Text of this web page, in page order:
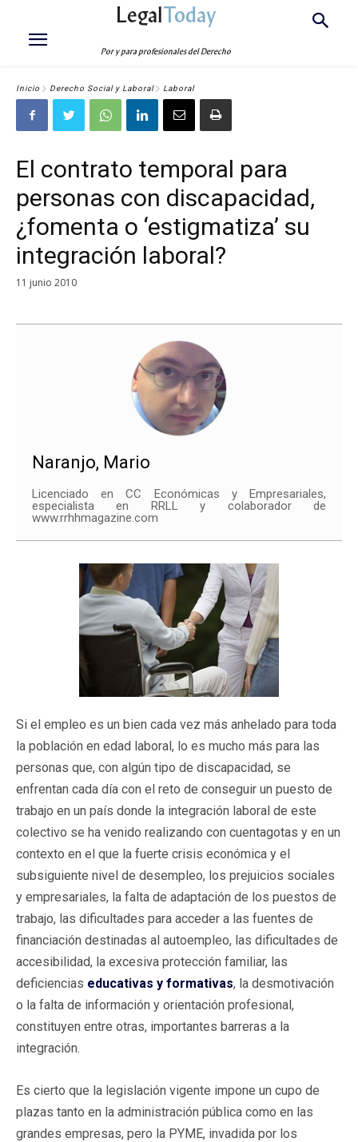
LegalToday
Por y para profesionales del Derecho
Inicio Derecho Social y Laboral Laboral
El contrato temporal para
personas con discapacidad,
¿fomenta o ‘estigmatiza’ su
integración laboral?
11 junio 2010
Naranjo, Mario
Licenciado en CC Económicas y Empresariales,
especialista en RRLL y colaborador de
www.rrhhmagazine.com
Si el empleo es un bien cada vez más anhelado para toda
la población en edad laboral, lo es mucho más para las
personas que, con algún tipo de discapacidad, se
enfrentan cada día con el reto de conseguir un puesto de
trabajo en un país donde la integración laboral de este
colectivo se ha venido realizando con cuentagotas y en un
contexto en el que la fuerte crisis económica y el
subsiguiente nivel de desempleo, los prejuicios sociales
y empresariales, la falta de adaptación de los puestos de
trabajo, las dificultades para acceder a las fuentes de
financiación destinadas al autoempleo, las dificultades de
accesibilidad, la excesiva protección familiar, las
deficiencias educativas y formativas, la desmotivación
o la falta de información y orientación profesional,
constituyen entre otras, importantes barreras a la
integración.
Es cierto que la legislación vigente impone un cupo de
plazas tanto en la administración pública como en las
grandes empresas, pero la PYME, invadida por los